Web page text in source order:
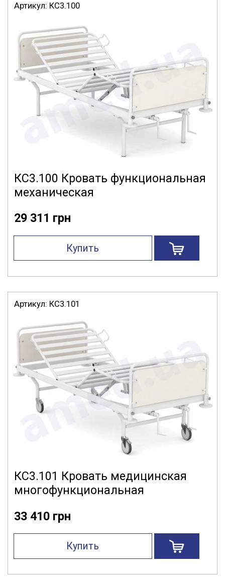
Артикул: КС3.100
КС3.100 Кровать функциональная
механическая
29 311 грн
Купить
Артикул: КС3.101
КС3.101 Кровать медицинская
многофункциональная
33 410 грн
Купить